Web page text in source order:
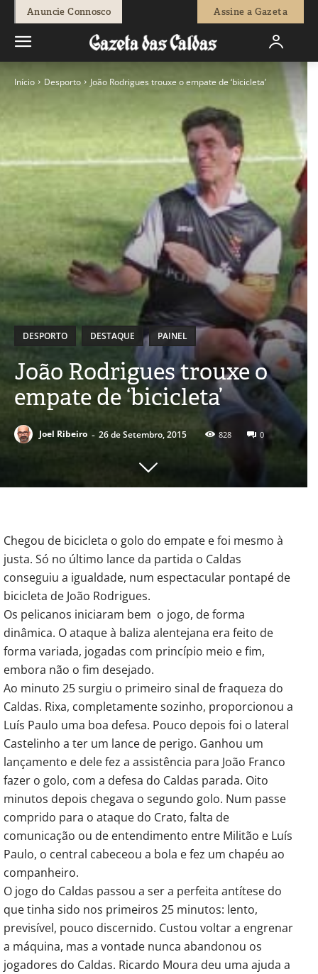
Anuncie Connosco Assine a Gazeta
Início Desporto João Rodrigues trouxe o empate de ‘bicicleta’
DESPORTO DESTAQUE PAINEL
João Rodrigues trouxe o
empate de ‘bicicleta’
Joel Ribeiro - 26 de Setembro, 2015 828 0
Chegou de bicicleta o golo do empate e foi mesmo à
justa. Só no último lance da partida o Caldas
conseguiu a igualdade, num espectacular pontapé de
bicicleta de João Rodrigues.
Os pelicanos iniciaram bem o jogo, de forma
dinâmica. O ataque à baliza alentejana era feito de
forma variada, jogadas com princípio meio e fim,
embora não o fim desejado.
Ao minuto 25 surgiu o primeiro sinal de fraqueza do
Caldas. Rixa, completamente sozinho, proporcionou a
Luís Paulo uma boa defesa. Pouco depois foi o lateral
Castelinho a ter um lance de perigo. Ganhou um
lançamento e dele fez a assistência para João Franco
fazer o golo, com a defesa do Caldas parada. Oito
minutos depois chegava o segundo golo. Num passe
comprido para o ataque do Crato, falta de
comunicação ou de entendimento entre Militão e Luís
Paulo, o central cabeceou a bola e fez um chapéu ao
companheiro.
O jogo do Caldas passou a ser a perfeita antítese do
que tinha sido nos primeiros 25 minutos: lento,
previsível, pouco discernido. Custou voltar a engrenar
a máquina, mas a vontade nunca abandonou os
jogadores do Caldas. Ricardo Moura deu uma ajuda a